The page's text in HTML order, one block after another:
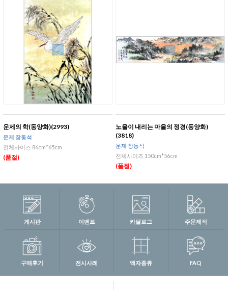
운제의 학(동양화)(2993)
운제 장동석
전체사이즈 86cm*65cm
(품절)
노을이 내리는 마을의 정경(동양화)
(3818)
운제 장동석
전체사이즈 150cm*56cm
(품절)
게시판 이벤트 카달로그 주문제작
구매후기 전시사례 액자종류 FAQ